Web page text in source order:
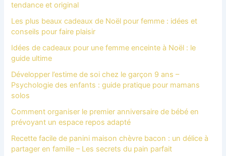
tendance et original
Les plus beaux cadeaux de Noël pour femme : idées et
conseils pour faire plaisir
Idées de cadeaux pour une femme enceinte à Noël : le
guide ultime
Développer l’estime de soi chez le garçon 9 ans –
Psychologie des enfants : guide pratique pour mamans
solos
Comment organiser le premier anniversaire de bébé en
prévoyant un espace repos adapté
Recette facile de panini maison chèvre bacon : un délice à
partager en famille – Les secrets du pain parfait